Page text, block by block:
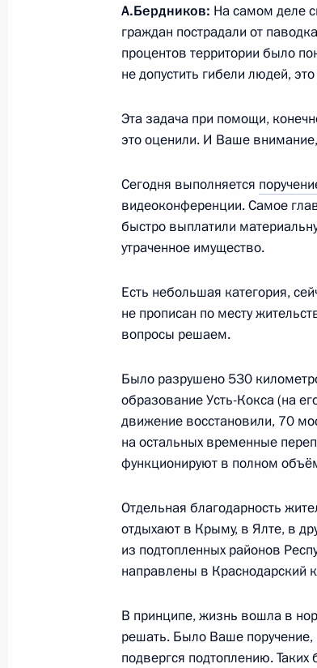
Кадровые изменения в
12 июля 2012 года, 18:40
О ходе исполнения пункта
по итогам работы
3 ноября 2011 года, 17:20
по итогам работы
в Республике Алтай
3 ноября 2011 года, 17:15
О ходе исполнения пункта
по итогам работы
в Республике Алтай
О ходе исполнения пункта
по итогам работы
19 октября 2011 года, 20:40
А.Бердников: На самом деле
граждан пострадали от
процентов территории было
не допустить гибели людей,
Эта задача при помощи,
это оценили. И Ваше
Сегодня выполняется
видеоконференции. Самое
быстро выплатили
утраченное имущество.
Есть небольшая категория,
не прописан по месту
вопросы решаем.
Было разрушено 530
образование Усть-Кокса (на
движение восстановили, 70
на остальных временные
функционируют в полном
Отдельная благодарность
отдыхают в Крыму, в Ялте, в
из подтопленных районов
направлены в Краснодарский
В принципе, жизнь вошла в
решать. Было Ваше
подвергся подтоплению.